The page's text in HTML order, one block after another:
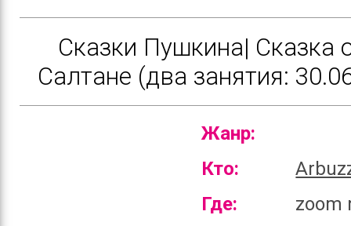
Сказки Пушкина| Сказка
Салтане (два занятия:
Жанр:
Кто:
Где:
zoom